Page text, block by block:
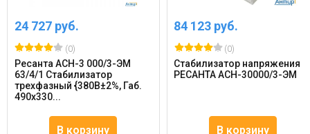
24 727 руб.
(0)
Ресанта АСН-3 000/3-ЭМ
63/4/1 Стабилизатор
трехфазный {380В±2%, Габ.
490х330...
В корзину
84 123 руб.
(0)
Стабилизатор напряжения
РЕСАНТА АСН-30000/3-ЭМ
В корзину